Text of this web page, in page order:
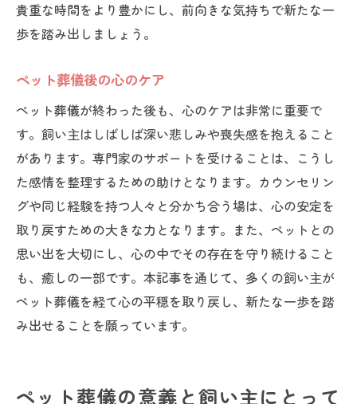
貴重な時間をより豊かにし、前向きな気持ちで新たな一
歩を踏み出しましょう。
ペット葬儀後の心のケア
ペット葬儀が終わった後も、心のケアは非常に重要で
す。飼い主はしばしば深い悲しみや喪失感を抱えること
があります。専門家のサポートを受けることは、こうし
た感情を整理するための助けとなります。カウンセリン
グや同じ経験を持つ人々と分かち合う場は、心の安定を
取り戻すための大きな力となります。また、ペットとの
思い出を大切にし、心の中でその存在を守り続けること
も、癒しの一部です。本記事を通じて、多くの飼い主が
ペット葬儀を経て心の平穏を取り戻し、新たな一歩を踏
み出せることを願っています。
ペット葬儀の意義と飼い主にとって